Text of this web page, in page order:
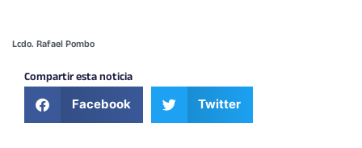
Lcdo. Rafael Pombo
Compartir esta noticia
Facebook Twitter